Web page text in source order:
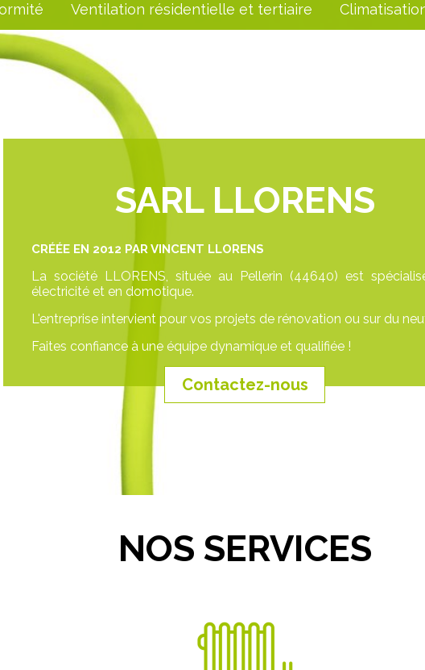
Ventilation résidentielle et tertiaire
SARL LLORENS
CRÉÉE EN 2012 PARVINCENT LLORENS
La société LLORENS, située au Pellerin (44640) est
électricité et en domotique.
L'entreprise intervient pour vos projets de rénovation ou sur du
Faites confiance à une équipe dynamique et qualifiée !
Contactez-nous
NOS SERVICES